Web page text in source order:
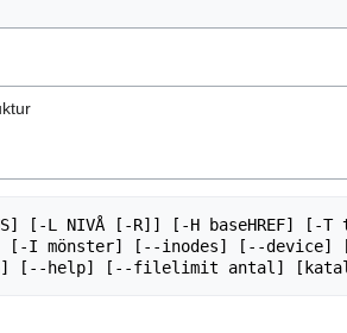
[-L NIVÅ [-R]] [-H baseHREF]